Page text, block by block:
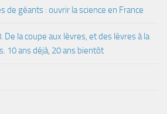
de géants : ouvrir la science en France
la coupe aux lèvres, et des lèvres à la
10 ans déjà, 20 ans bientôt